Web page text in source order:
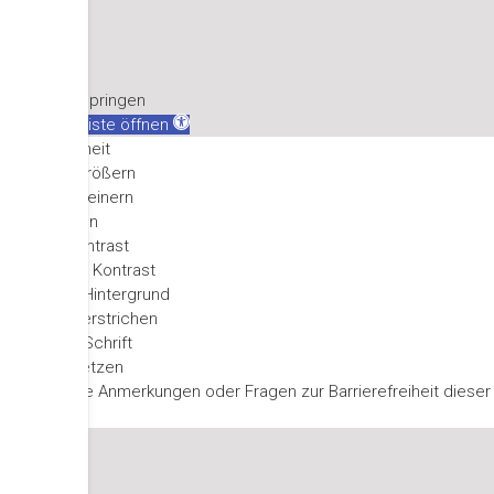
Zum Inhalt springen
Werkzeugleiste öffnen
Barrierefreiheit
Text vergrößern
Text verkleinern
Graustufen
Hoher Kontrast
Negativer Kontrast
Leichter Hintergrund
Links unterstrichen
Größere Schrift
Zurücksetzen
Haben Sie Anmerkungen oder Fragen zur Barrierefreiheit dieser